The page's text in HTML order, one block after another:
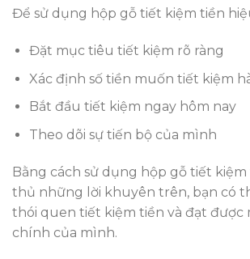
Để sử dụng hộp gỗ tiết kiệm tiền
Đặt mục tiêu tiết kiệm rõ ràng
Xác định số tiền muốn tiết kiệm
Bắt đầu tiết kiệm ngay hôm nay
Theo dõi sự tiến bộ của mình
Bằng cách sử dụng hộp gỗ tiết
thủ những lời khuyên trên, bạn có
thói quen tiết kiệm tiền và đạt được
chính của mình.